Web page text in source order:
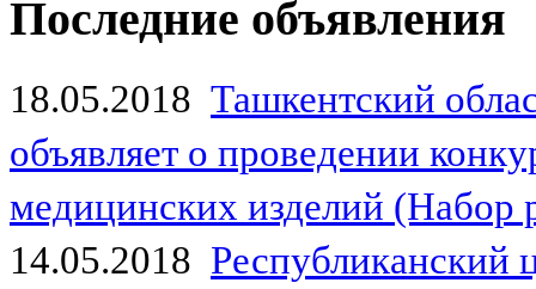
Последние объявления
18.05.2018 Ташкентский
объявляет о проведении
медицинских изделий (Набор
14.05.2018